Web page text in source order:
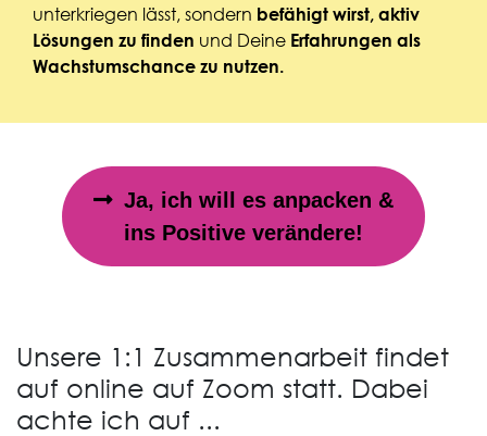
unterkriegen lässt, sondern befähigt wirst, aktiv
Lösungen zu finden und Deine Erfahrungen als
Wachstumschance zu nutzen.
Ja, ich will es anpacken &
ins Positive verändere!
Unsere 1:1 Zusammenarbeit findet
auf online auf Zoom statt. Dabei
achte ich auf ...